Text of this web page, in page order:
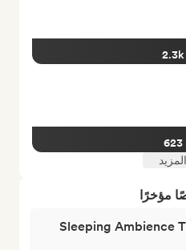
2.3k
623
مؤخرًا
Sleeping Ambience